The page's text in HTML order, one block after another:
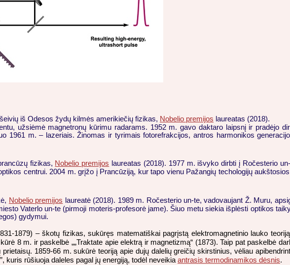
iš Odesos žydų kilmės amerikiečių fizikas, Nobelio premijos laureatas (2018).
užsiėmė magnetronų kūrimu radarams. 1952 m. gavo daktaro laipsnį ir pradėjo
1961 m. – lazeriais. Žinomas ir tyrimais fotorefrakcijos, antros harmonikos
fizikas, Nobelio premijos laureatas (2018). 1977 m. išvyko dirbti į Ročesterio
centrui. 2004 m. grįžo į Prancūziją, kur tapo vienu Pažangių techologijų
Nobelio premijos laureatė (2018). 1989 m. Ročesterio un-te, vadovaujant Ž. Muru,
Vaterlo un-te (pirmoji moteris-profesorė jame). Šiuo metu siekia išplėsti optikos
gydymui.
1879) – škotų fizikas, sukūręs matematiškai pagrįstą elektromagnetinio lauko
8 m. ir paskelbė „„Traktate apie elektrą ir magnetizmą“ (1873). Taip pat paskelbė
1859-66 m. sukūrė teoriją apie dujų dalelių greičių skirstinius, vėliau
kuris rūšiuoja daleles pagal jų energiją, todėl neveikia antrasis termodinamikos dėsnis.